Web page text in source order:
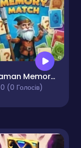
Shaman Memory Match
0 (0 Голосів)